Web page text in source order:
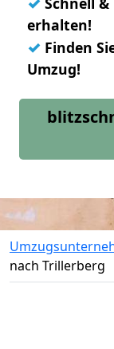
erhalten!
✓ Finden
Umzug!
nach Trillerberg